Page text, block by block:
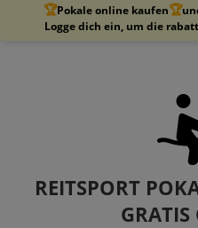
🏆Pokale online kaufen🏆
Logge dich ein, um die
REITSPORT
GRATIS